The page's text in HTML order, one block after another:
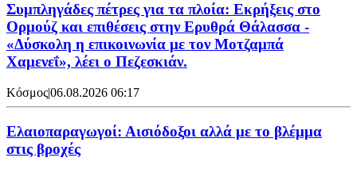
Συμπληγάδες πέτρες για τα πλοία: Εκρήξεις στο
Ορμούζ και επιθέσεις στην Ερυθρά Θάλασσα -
«Δύσκολη η επικοινωνία με τον Μοτζαμπά
Χαμενεΐ», λέει ο Πεζεσκιάν.
Κόσμος|06.08.2026 06:17
Ελαιοπαραγωγοί: Αισιόδοξοι αλλά με το βλέμμα
στις βροχές